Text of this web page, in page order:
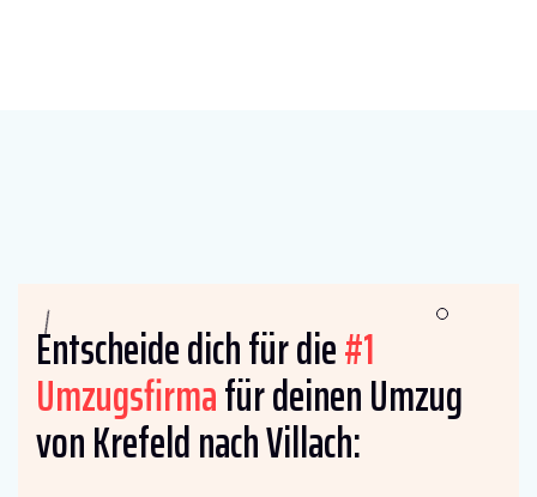
Entscheide dich für die#1
Umzugsfirmafür deinen Umzug
von Krefeld nach Villach: